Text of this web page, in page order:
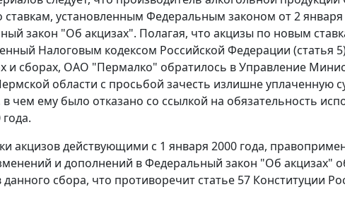
ставкам, установленным Федеральным законом от 2
закон "Об акцизах". Полагая, что акцизы по новым
Налоговым кодексом Российской Федерации (статья 5
и сборах, ОАО "Пермалко" обратилось в Управление
области с просьбой зачесть излишне уплаченную
чем ему было отказано со ссылкой на обязательность
акцизов действующими с 1 января 2000 года,
и дополнений в Федеральный закон "Об акцизах"
сбора, что противоречит статье 57 Конституции